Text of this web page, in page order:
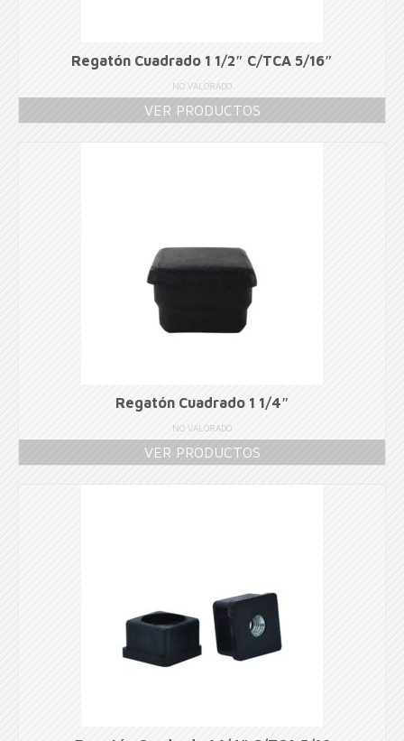
Regatón Cuadrado 1 1/2″ C/TCA 5/16″
NO VALORADO
VER PRODUCTOS
Regatón Cuadrado 1 1/4″
NO VALORADO
VER PRODUCTOS